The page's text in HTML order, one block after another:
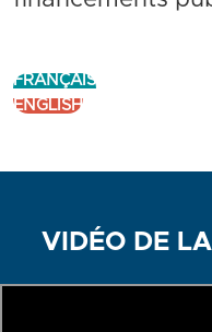
FRANÇAIS
ENGLISH
VIDÉO DE